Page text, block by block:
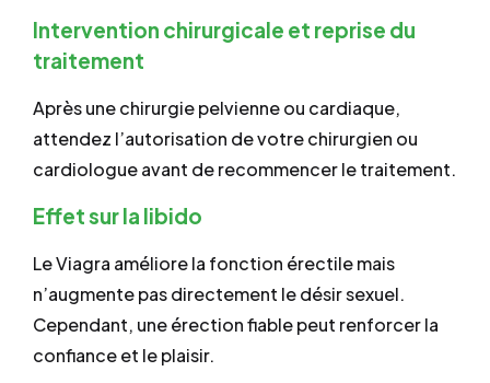
Intervention chirurgicale et reprise du
traitement
Après une chirurgie pelvienne ou cardiaque,
attendez l’autorisation de votre chirurgien ou
cardiologue avant de recommencer le traitement.
Effet sur la libido
Le Viagra améliore la fonction érectile mais
n’augmente pas directement le désir sexuel.
Cependant, une érection fiable peut renforcer la
confiance et le plaisir.